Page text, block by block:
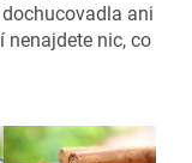
ani
nenajdete nic, co